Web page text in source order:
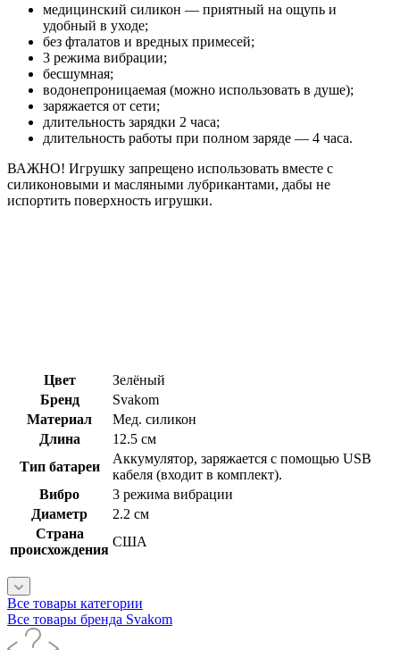
медицинский силикон — приятный на ощупь и
удобный в уходе;
без фталатов и вредных примесей;
3 режима вибрации;
бесшумная;
водонепроницаемая (можно использовать в душе);
заряжается от сети;
длительность зарядки 2 часа;
длительность работы при полном заряде — 4 часа.
ВАЖНО! Игрушку запрещено использовать вместе с
силиконовыми и масляными лубрикантами, дабы не
испортить поверхность игрушки.
Цвет
Зелёный
Бренд
Svakom
Материал
Мед. силикон
Длина
12.5 см
Тип батареи
Аккумулятор, заряжается с помощью USB
кабеля (входит в комплект).
Вибро
3 режима вибрации
Диаметр
2.2 см
Страна
происхождения
США
Все товары категории
Все товары бренда Svakom